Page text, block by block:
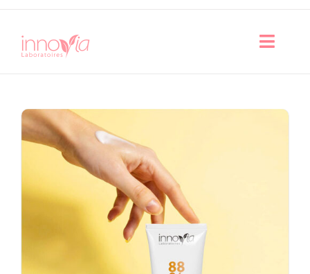
CORPO
CAPELLI
FITOTERAPICI